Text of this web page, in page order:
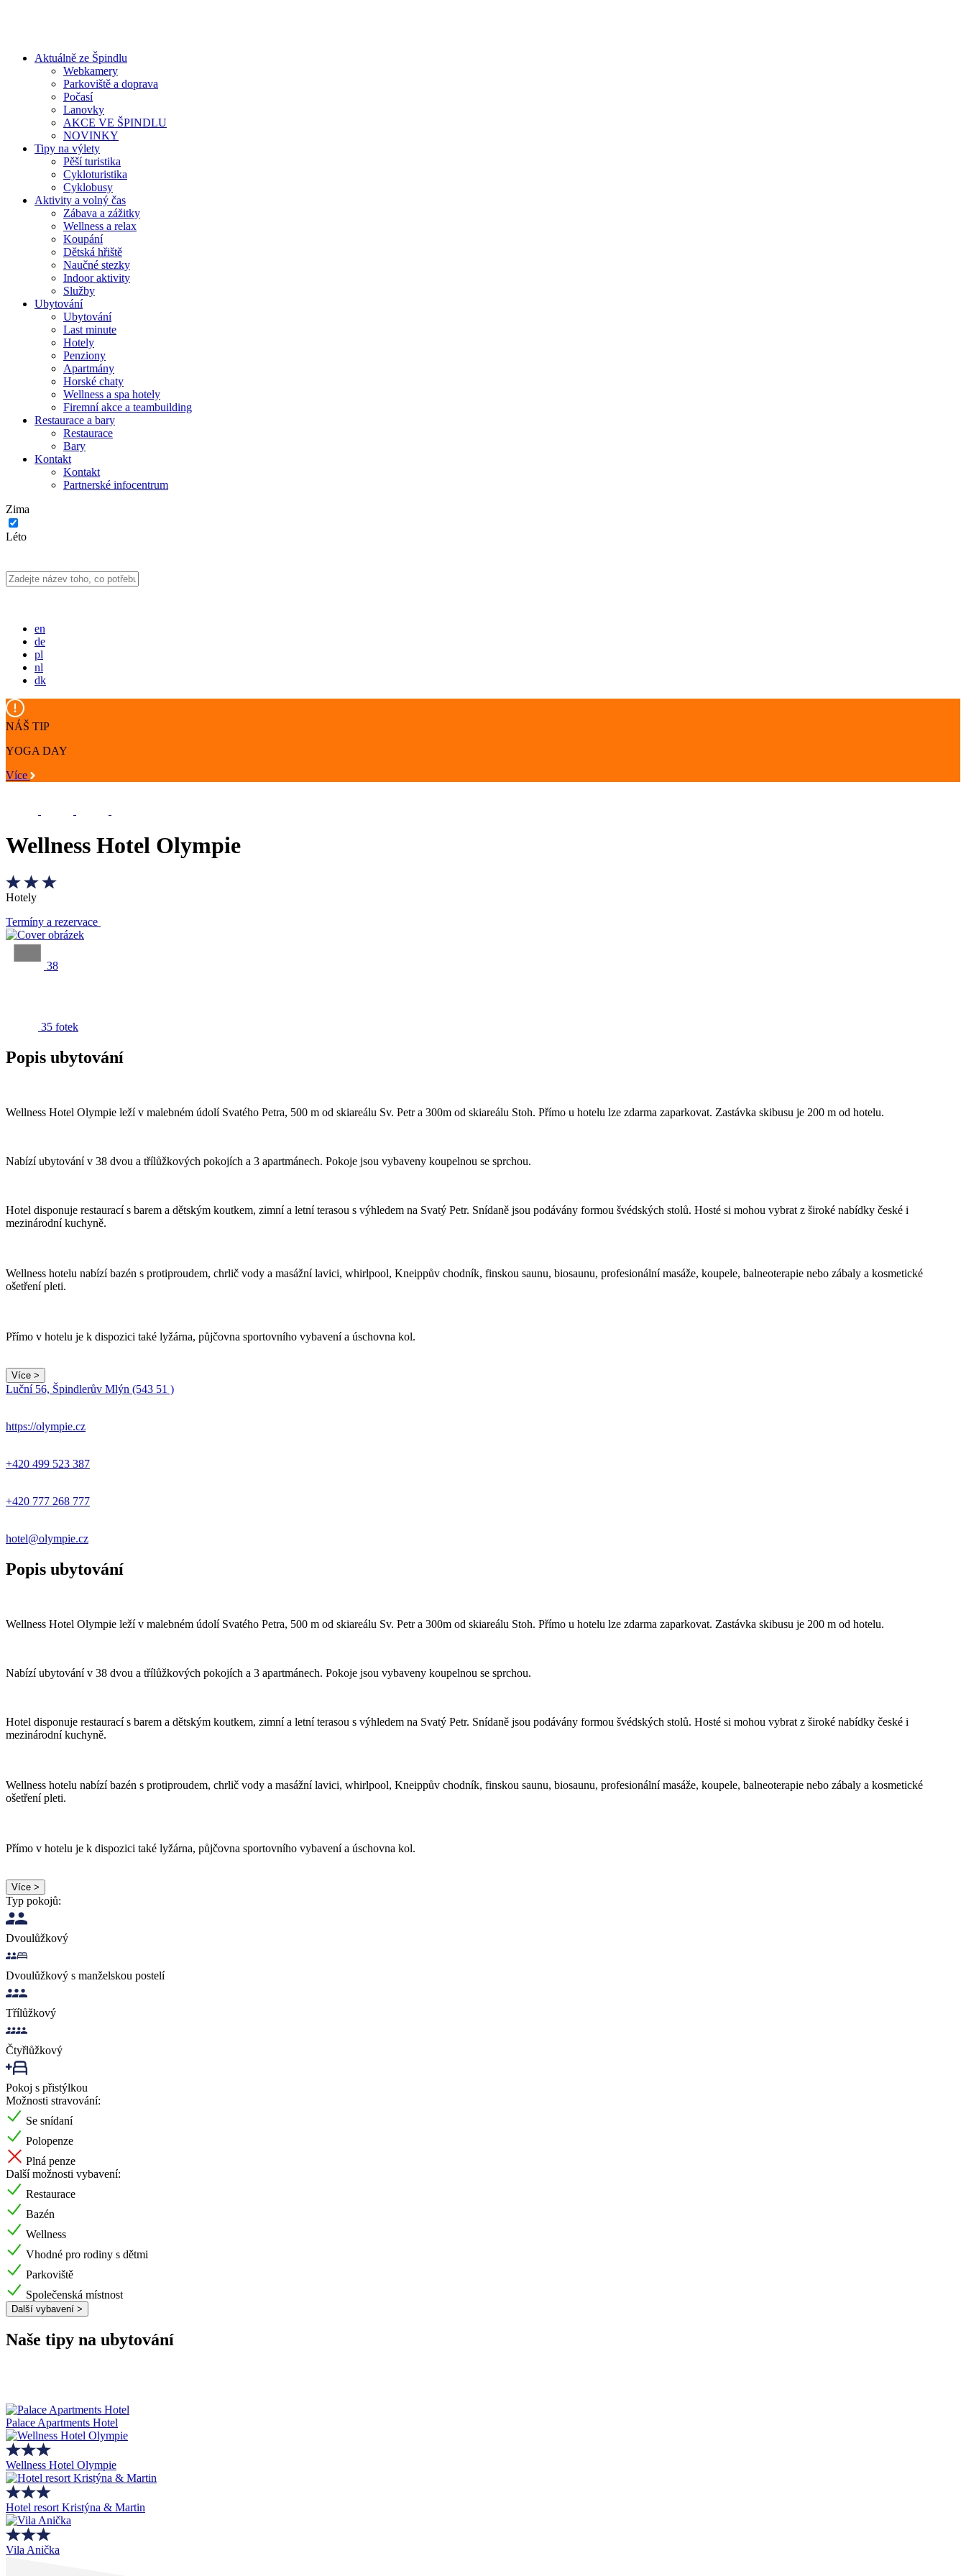
Aktuálně ze Špindlu
Webkamery
Parkoviště a doprava
Počasí
Lanovky
AKCE VE ŠPINDLU
NOVINKY
Tipy na výlety
Pěší turistika
Cykloturistika
Cyklobusy
Aktivity a volný čas
Zábava a zážitky
Wellness a relax
Koupání
Dětská hřiště
Naučné stezky
Indoor aktivity
Služby
Ubytování
Ubytování
Last minute
Hotely
Penziony
Apartmány
Horské chaty
Wellness a spa hotely
Firemní akce a teambuilding
Restaurace a bary
Restaurace
Bary
Kontakt
Kontakt
Partnerské infocentrum
Zima
Léto
en
de
pl
nl
dk
NÁŠ TIP
YOGA DAY
Více
Wellness Hotel Olympie
Hotely
Termíny a rezervace
38
35 fotek
Popis ubytování
Wellness Hotel Olympie leží v malebném údolí Svatého Petra, 500 m od skiareálu Sv. Petr a 300m od skiareálu Stoh. Přímo u hotelu lze zdarma zaparkovat. Zastávka skibusu je 200 m od hotelu.
Nabízí ubytování v 38 dvou a třílůžkových pokojích a 3 apartmánech. Pokoje jsou vybaveny koupelnou se sprchou.
Hotel disponuje restaurací s barem a dětským koutkem, zimní a letní terasou s výhledem na Svatý Petr. Snídaně jsou podávány formou švédských stolů. Hosté si mohou vybrat z široké nabídky české i
mezinárodní kuchyně.
Wellness hotelu nabízí bazén s protiproudem, chrlič vody a masážní lavici, whirlpool, Kneippův chodník, finskou saunu, biosaunu, profesionální masáže, koupele, balneoterapie nebo zábaly a kosmetické
ošetření pleti.
Přímo v hotelu je k dispozici také lyžárna, půjčovna sportovního vybavení a úschovna kol.
Více >
−
Luční 56, Špindlerův Mlýn (543 51 )
https://olympie.cz
+420 499 523 387
+420 777 268 777
hotel@olympie.cz
Popis ubytování
Wellness Hotel Olympie leží v malebném údolí Svatého Petra, 500 m od skiareálu Sv. Petr a 300m od skiareálu Stoh. Přímo u hotelu lze zdarma zaparkovat. Zastávka skibusu je 200 m od hotelu.
Nabízí ubytování v 38 dvou a třílůžkových pokojích a 3 apartmánech. Pokoje jsou vybaveny koupelnou se sprchou.
Hotel disponuje restaurací s barem a dětským koutkem, zimní a letní terasou s výhledem na Svatý Petr. Snídaně jsou podávány formou švédských stolů. Hosté si mohou vybrat z široké nabídky české i
mezinárodní kuchyně.
Wellness hotelu nabízí bazén s protiproudem, chrlič vody a masážní lavici, whirlpool, Kneippův chodník, finskou saunu, biosaunu, profesionální masáže, koupele, balneoterapie nebo zábaly a kosmetické
ošetření pleti.
Přímo v hotelu je k dispozici také lyžárna, půjčovna sportovního vybavení a úschovna kol.
Více >
Typ pokojů:
Dvoulůžkový
Dvoulůžkový s manželskou postelí
Třílůžkový
Čtyřlůžkový
Pokoj s přistýlkou
Možnosti stravování:
Se snídaní
Polopenze
Plná penze
Další možnosti vybavení:
Restaurace
Bazén
Wellness
Vhodné pro rodiny s dětmi
Parkoviště
Společenská místnost
Další vybavení >
Naše tipy na ubytování
Palace Apartments Hotel
Wellness Hotel Olympie
Hotel resort Kristýna & Martin
Vila Anička